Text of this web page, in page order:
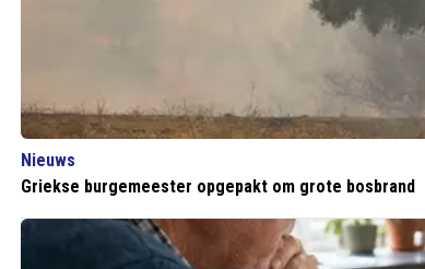
Nieuws
Griekse burgemeester opgepakt om grote bosbrand